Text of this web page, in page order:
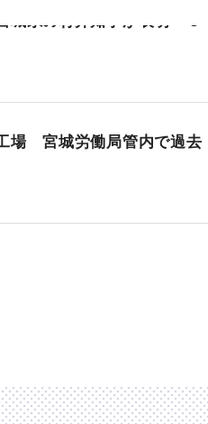
城県の村井知事が表明 ９
場 宮城労働局管内で過去